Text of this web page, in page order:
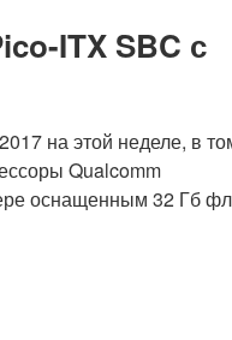
ITX SBC с
на этой неделе, в
Qualcomm
оснащенным 32 Гб